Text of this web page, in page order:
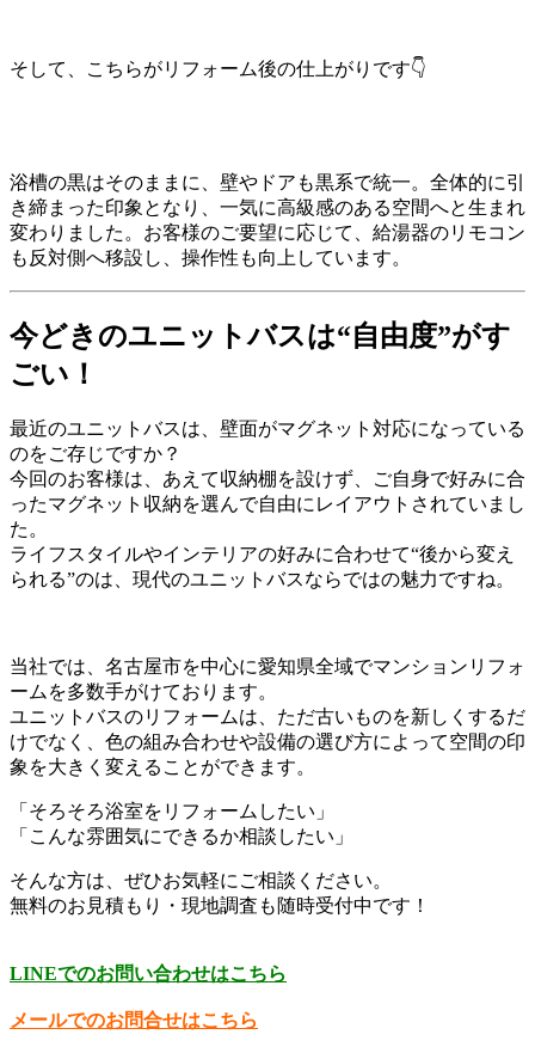
そして、こちらがリフォーム後の仕上がりです👇
浴槽の黒はそのままに、壁やドアも黒系で統一。全体的に引
き締まった印象となり、一気に高級感のある空間へと生まれ
変わりました。お客様のご要望に応じて、給湯器のリモコン
も反対側へ移設し、操作性も向上しています。
今どきのユニットバスは“自由度”がす
ごい！
最近のユニットバスは、壁面がマグネット対応になっている
のをご存じですか？
今回のお客様は、あえて収納棚を設けず、ご自身で好みに合
ったマグネット収納を選んで自由にレイアウトされていまし
た。
ライフスタイルやインテリアの好みに合わせて“後から変え
られる”のは、現代のユニットバスならではの魅力ですね。
当社では、名古屋市を中心に愛知県全域でマンションリフォ
ームを多数手がけております。
ユニットバスのリフォームは、ただ古いものを新しくするだ
けでなく、色の組み合わせや設備の選び方によって空間の印
象を大きく変えることができます。
「そろそろ浴室をリフォームしたい」
「こんな雰囲気にできるか相談したい」
そんな方は、ぜひお気軽にご相談ください。
無料のお見積もり・現地調査も随時受付中です！
LINEでのお問い合わせはこちら
メールでのお問合せはこちら